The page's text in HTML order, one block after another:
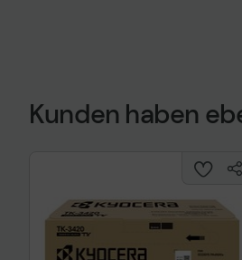
Kunden haben